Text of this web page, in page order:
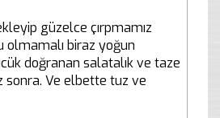
güzelce çırpmamız
olmamalı biraz yoğun
doğranan salatalık ve taze
sonra. Ve elbette tuz ve